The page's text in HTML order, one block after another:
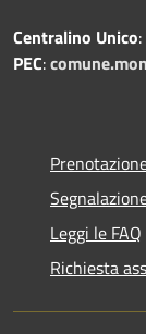
Centralino Unico
PEC:
Leggi le FAQ
Richiesta